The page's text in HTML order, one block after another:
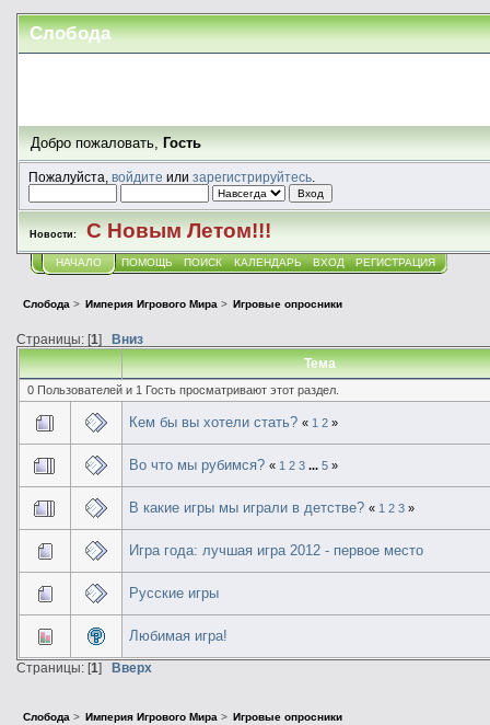
Слобода
Добро пожаловать,Гость
Пожалуйста, войдите или зарегистрируйтесь.
Новости: С Новым Летом!!!
НАЧАЛО ПОМОЩЬ ПОИСК КАЛЕНДАРЬ ВХОД РЕГИСТРАЦИЯ
Слобода > Империя Игрового Мира > Игровые опросники
Страницы: [1] Вниз
Тема
0 Пользователей и 1 Гость просматривают этот раздел.
Кем бы вы хотели стать? « 1 2 »
Во что мы рубимся? « 1 2 3 ...5 »
В какие игры мы играли в детстве? « 1 2 3 »
Игра года: лучшая игра 2012 - первое место
Русские игры
Любимая игра!
Страницы: [1] Вверх
Слобода > Империя Игрового Мира > Игровые опросники